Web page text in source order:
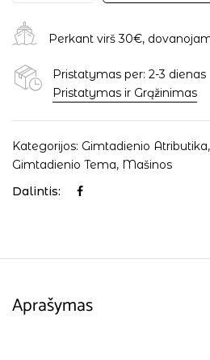
Perkant virš 30€,
Pristatymas per: 2-3 dienas
Pristatymas ir Grąžinimas
Kategorijos: Gimtadienio Atributika,
Gimtadienio Tema, Mašinos
Dalintis:
Aprašymas